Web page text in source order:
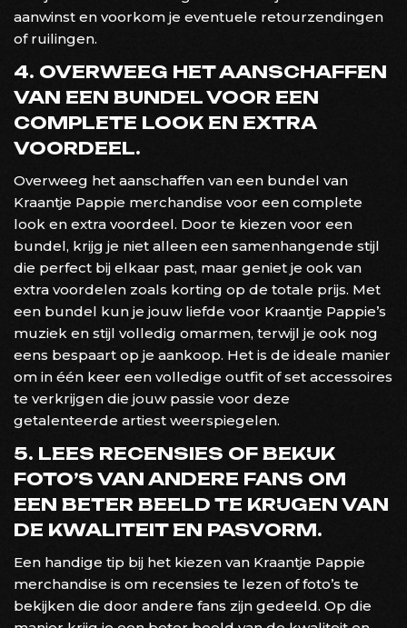
aanwinst en voorkom je eventuele retourzendingen
of ruilingen.
4. OVERWEEG HET AANSCHAFFEN
VAN EEN BUNDEL VOOR EEN
COMPLETE LOOK EN EXTRA
VOORDEEL.
Overweeg het aanschaffen van een bundel van
Kraantje Pappie merchandise voor een complete
look en extra voordeel. Door te kiezen voor een
bundel, krijg je niet alleen een samenhangende stijl
die perfect bij elkaar past, maar geniet je ook van
extra voordelen zoals korting op de totale prijs. Met
een bundel kun je jouw liefde voor Kraantje Pappie’s
muziek en stijl volledig omarmen, terwijl je ook nog
eens bespaart op je aankoop. Het is de ideale manier
om in één keer een volledige outfit of set accessoires
te verkrijgen die jouw passie voor deze
getalenteerde artiest weerspiegelen.
5. LEES RECENSIES OF BEKIJK
FOTO’S VAN ANDERE FANS OM
EEN BETER BEELD TE KRIJGEN VAN
DE KWALITEIT EN PASVORM.
Een handige tip bij het kiezen van Kraantje Pappie
merchandise is om recensies te lezen of foto’s te
bekijken die door andere fans zijn gedeeld. Op die